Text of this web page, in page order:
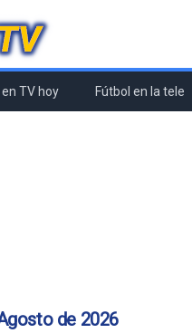
TV hoy Fútbol en la tele
de 2026